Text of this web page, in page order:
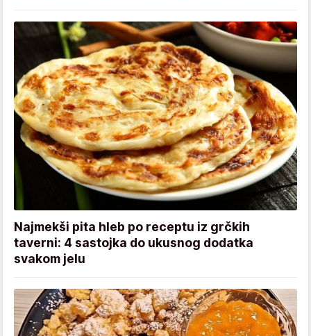
Najmekši pita hleb po receptu iz grčkih
taverni: 4 sastojka do ukusnog dodatka
svakom jelu